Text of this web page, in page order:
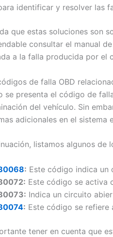
identificar y resolver las
que estas soluciones son
consultar el manual
a la falla producida por el
de falla OBD
se presenta el código de
del vehículo. Sin
adicionales en el sistema
listamos algunos de
: Este código indica
Este código se activa
Indica un circuito
: Este código se refiere
tener en cuenta que